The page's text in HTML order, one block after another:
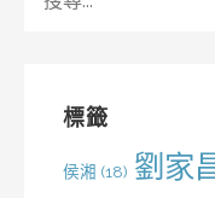
標籤
侯湘 (18) 劉家